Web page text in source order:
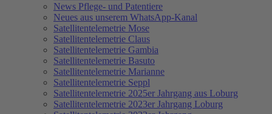
News Pflege- und Patentiere
Neues aus unserem WhatsApp-Kanal
Satellitentelemetrie Mose
Satellitentelemetrie Claus
Satellitentelemetrie Gambia
Satellitentelemetrie Basuto
Satellitentelemetrie Marianne
Satellitentelemetrie Seppl
Satellitentelemetrie 2025er Jahrgang aus Loburg
Satellitentelemetrie 2023er Jahrgang Loburg